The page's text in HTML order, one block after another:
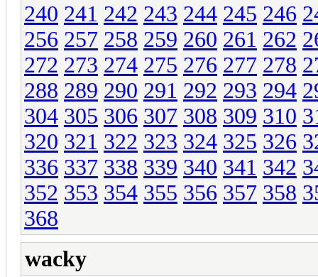
240 241 242 243 244 245 246
256 257 258 259 260 261 262
272 273 274 275 276 277 278
288 289 290 291 292 293 294
304 305 306 307 308 309 310
320 321 322 323 324 325 326
336 337 338 339 340 341 342
352 353 354 355 356 357 358
368
wacky